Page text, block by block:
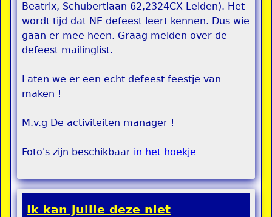
Beatrix, Schubertlaan 62,2324CX Leiden). Het
wordt tijd dat NE defeest leert kennen. Dus wie
gaan er mee heen. Graag melden over de
defeest mailinglist.
Laten we er een echt defeest feestje van
maken !
M.v.g De activiteiten manager !
Foto's zijn beschikbaar in het hoekje
Ik kan jullie deze niet